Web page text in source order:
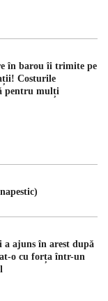
în barou îi trimite pe
Costurile
pentru mulți
a ajuns în arest după
o cu forța într-un